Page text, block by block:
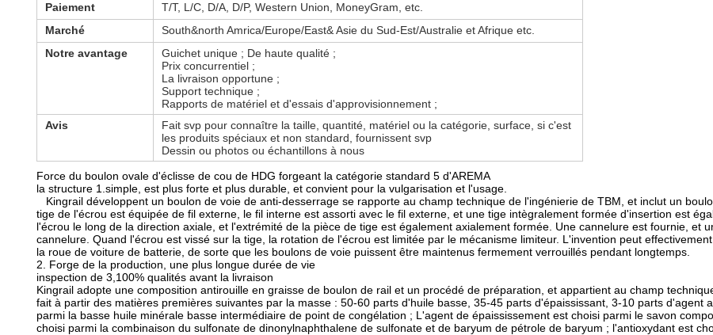
Paiement
T/T, L/C, D/A, D/P, Western Union, MoneyGram, etc.
Marché
South&north Amrica/Europe/East& Asie du Sud-Est/Australie et Afrique etc.
Notre avantage
Guichet unique ; De haute qualité ;
Prix concurrentiel ;
La livraison opportune ;
Support technique ;
Rapports de matériel et d'essais d'approvisionnement ;
Avis
Fait svp pour connaître la taille, quantité, matériel ou la catégorie, surface, si c'est
les produits spéciaux et non standard, fournissent svp
Dessin ou photos ou échantillons à nous
Force du boulon ovale d'éclisse de cou de HDG forgeant la catégorie standard 5 d'AREMA
la structure 1.simple, est plus forte et plus durable, et convient pour la vulgarisation et l'usage.
Kingrail développent un boulon de voie de anti-desserrage se rapporte au champ technique de l'ingénierie de TBM, et inclut un
tige de l'écrou est équipée de fil externe, le fil interne est assorti avec le fil externe, et une tige intègralement formée d'insertion est
l'écrou le long de la direction axiale, et l'extrémité de la pièce de tige est également axialement formée. Une cannelure est fournie, et
cannelure. Quand l'écrou est vissé sur la tige, la rotation de l'écrou est limitée par le mécanisme limiteur. L'invention peut
la roue de voiture de batterie, de sorte que les boulons de voie puissent être maintenus fermement verrouillés pendant longtemps.
2. Forge de la production, une plus longue durée de vie
inspection de 3,100% qualités avant la livraison
Kingrail adopte une composition antirouille en graisse de boulon de rail et un procédé de préparation, et appartient au champ
fait à partir des matières premières suivantes par la masse : 50-60 parts d'huile basse, 35-45 parts d'épaississant, 3-10 parts d'agent
parmi la basse huile minérale basse intermédiaire de point de congélation ; L'agent de épaississement est choisi parmi le savon
choisi parmi la combinaison du sulfonate de dinonylnaphthalene de sulfonate et de baryum de pétrole de baryum ; l'antioxydant est